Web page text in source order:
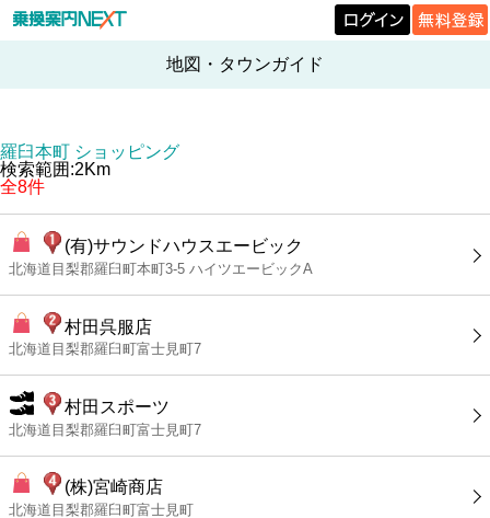
地図・タウンガイド
羅臼本町 ショッピング
検索範囲:2Km
全8件
(有)サウンドハウスエービック
北海道目梨郡羅臼町本町3-5 ハイツエービックA
村田呉服店
北海道目梨郡羅臼町富士見町7
村田スポーツ
北海道目梨郡羅臼町富士見町7
(株)宮崎商店
北海道目梨郡羅臼町富士見町